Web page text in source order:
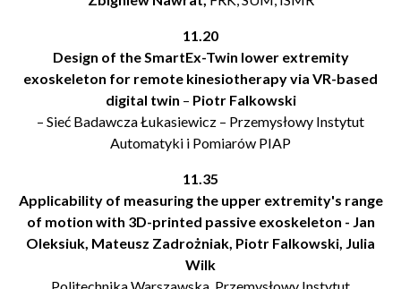
11.20
Design of the SmartEx-Twin lower extremity
exoskeleton for remote kinesiotherapy via VR-based
digital twin – Piotr Falkowski
– Sieć Badawcza Łukasiewicz – Przemysłowy Instytut
Automatyki i Pomiarów PIAP
11.35
Applicability of measuring the upper extremity's range
of motion with 3D-printed passive exoskeleton - Jan
Oleksiuk, Mateusz Zadrożniak, Piotr Falkowski, Julia
Wilk